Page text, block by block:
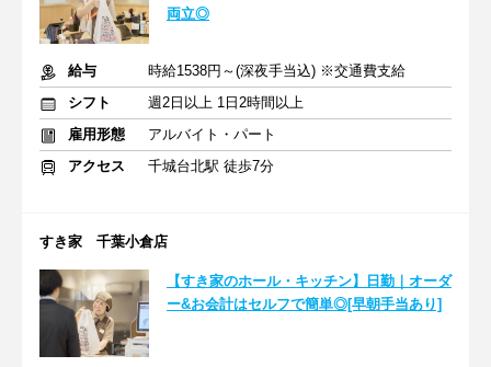
両立◎
給与
時給1538円～(深夜手当込) ※交通費支給
シフト
週2日以上 1日2時間以上
雇用形態
アルバイト・パート
アクセス
千城台北駅 徒歩7分
すき家 千葉小倉店
【すき家のホール・キッチン】日勤｜オーダ
ー&お会計はセルフで簡単◎[早朝手当あり]